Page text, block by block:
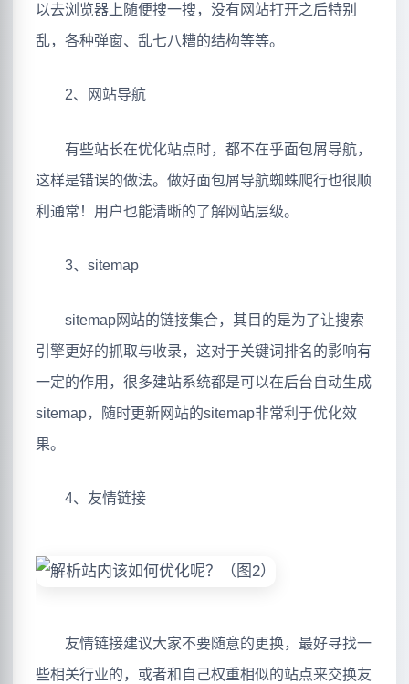
以去浏览器上随便搜一搜，没有网站打开之后特别
乱，各种弹窗、乱七八糟的结构等等。
2、网站导航
有些站长在优化站点时，都不在乎面包屑导航，
这样是错误的做法。做好面包屑导航蜘蛛爬行也很顺
利通常！用户也能清晰的了解网站层级。
3、sitemap
sitemap网站的链接集合，其目的是为了让搜索
引擎更好的抓取与收录，这对于关键词排名的影响有
一定的作用，很多建站系统都是可以在后台自动生成
sitemap，随时更新网站的sitemap非常利于优化效
果。
4、友情链接
友情链接建议大家不要随意的更换，最好寻找一
些相关行业的，或者和自己权重相似的站点来交换友